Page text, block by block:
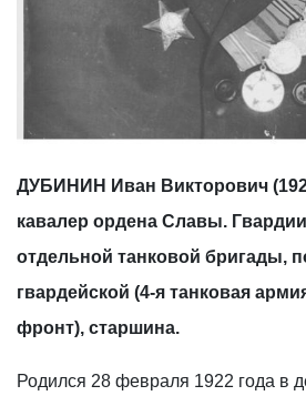
ДУБИНИН Иван Викторович
кавалер ордена Славы.
отдельной танковой бригады,
гвардейской (4-я танковая
фронт), старшина.
Родился 28 февраля 1922 года в